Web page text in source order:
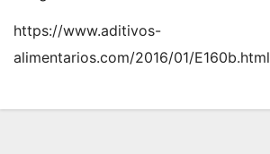
https://www.aditivos-
alimentarios.com/2016/01/E160b.html